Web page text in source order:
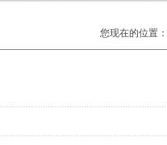
您现在的位置：